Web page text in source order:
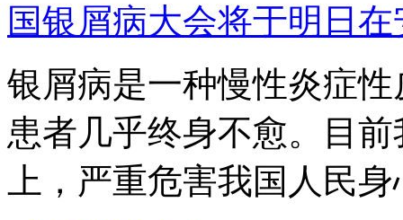
国银屑病大会将于明日
银屑病是一种慢性炎症
患者几乎终身不愈。目
上，严重危害我国人民